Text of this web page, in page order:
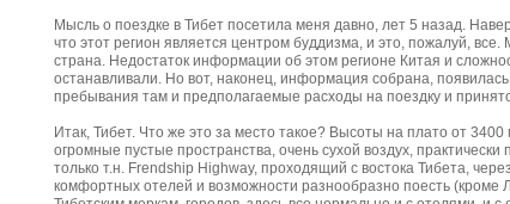
Мысль о поездке в Тибет посетила меня давно, лет 5 назад.
что этот регион является центром буддизма, и это, пожалуй,
страна. Недостаток информации об этом регионе Китая и
останавливали. Но вот, наконец, информация собрана,
пребывания там и предполагаемые расходы на поездку и
Итак, Тибет. Что же это за место такое? Высоты на плато от
огромные пустые пространства, очень сухой воздух,
только т.н. Frendship Highway, проходящий с востока Тибета,
комфортных отелей и возможности разнообразно поесть (кроме